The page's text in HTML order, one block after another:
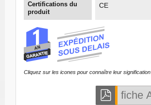
Certifications du
produit
CE
Cliquez sur les icones pour connaître leur signification